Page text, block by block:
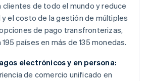
de todo el mundo y reduce
el costo de la gestión de múltiples
de pago transfronterizas,
países en más de 135 monedas.
electrónicos y en persona:
de comercio unificado en